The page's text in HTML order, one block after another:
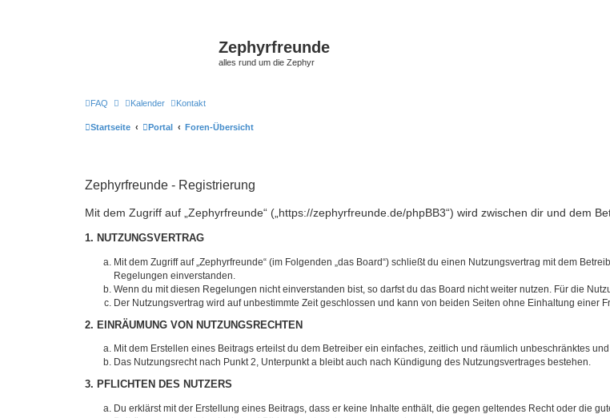
Zephyrfreunde
alles rund um die Zephyr
FAQ Kalender Kontakt
Startseite Portal Foren-Übersicht
Zephyrfreunde - Registrierung
Mit dem Zugriff auf „Zephyrfreunde“ („https://zephyrfreunde.de/phpBB3“) wird zwischen dir und dem
1. NUTZUNGSVERTRAG
Mit dem Zugriff auf „Zephyrfreunde“ (im Folgenden „das Board“) schließt du einen Nutzungsvertrag mit dem
Regelungen einverstanden.
Wenn du mit diesen Regelungen nicht einverstanden bist, so darfst du das Board nicht weiter nutzen. Für die
Der Nutzungsvertrag wird auf unbestimmte Zeit geschlossen und kann von beiden Seiten ohne Einhaltung einer
2. EINRÄUMUNG VON NUTZUNGSRECHTEN
Mit dem Erstellen eines Beitrags erteilst du dem Betreiber ein einfaches, zeitlich und räumlich unbeschränktes
Das Nutzungsrecht nach Punkt 2, Unterpunkt a bleibt auch nach Kündigung des Nutzungsvertrages bestehen.
3. PFLICHTEN DES NUTZERS
Du erklärst mit der Erstellung eines Beitrags, dass er keine Inhalte enthält, die gegen geltendes Recht oder die